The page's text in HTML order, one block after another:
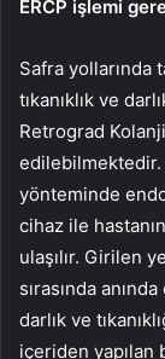
ERCP işlemi
Safra yollarında
tıkanıklık ve
Retrograd
edilebilmektedir.
yönteminde
cihaz ile
ulaşılır. Girilen
sırasında
darlık ve
içeriden yapılan